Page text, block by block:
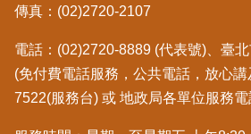
籍
理
建
傳真：(02)2720-2107
電話：(02)2720-8889 (代表號)、臺
(免付費電話服務，公共電話，放心
7522(服務台) 或 地政局各單位服務電